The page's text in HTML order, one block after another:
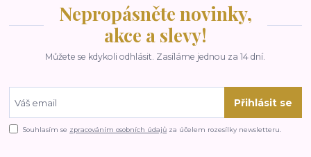
Nepropásněte novinky,
akce a slevy!
Můžete se kdykoli odhlásit. Zasíláme jednou za 14 dní.
Přihlásit se
Souhlasím se zpracováním osobních údajů za účelem rozesílky newsletteru.